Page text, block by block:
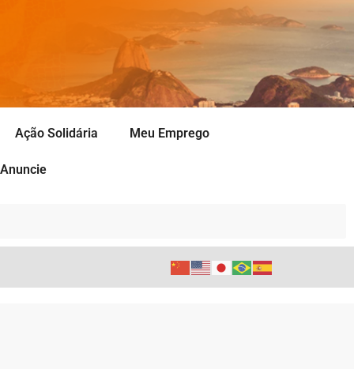
Ação Solidária Meu Emprego
Anuncie